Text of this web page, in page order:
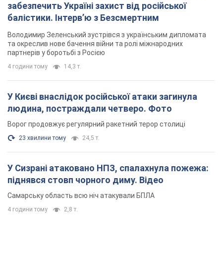
забезпечить Україні захист від російської
балістики. Інтерв’ю з Безсмертним
Володимир Зеленський зустрівся з українським дипломата
та окреслив нове бачення війни та ролі міжнародних
партнерів у боротьбі з Росією
4 години тому 14,3 т.
У Києві внаслідок російської атаки загинула
людина, постраждали четверо. Фото
Ворог продовжує регулярний ракетний терор столиці
23 хвилини тому 24,5 т.
У Сизрані атаковано НПЗ, спалахнула пожежа:
піднявся стовп чорного диму. Відео
Самарську область всю ніч атакували БПЛА
4 години тому 2,8 т.